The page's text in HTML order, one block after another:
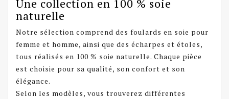
Une collection en 100 % soie
naturelle
Notre sélection comprend des foulards en soie pour
femme et homme, ainsi que des écharpes et étoles,
tous réalisés en 100 % soie naturelle. Chaque pièce
est choisie pour sa qualité, son confort et son
élégance.
Selon les modèles, vous trouverez différentes